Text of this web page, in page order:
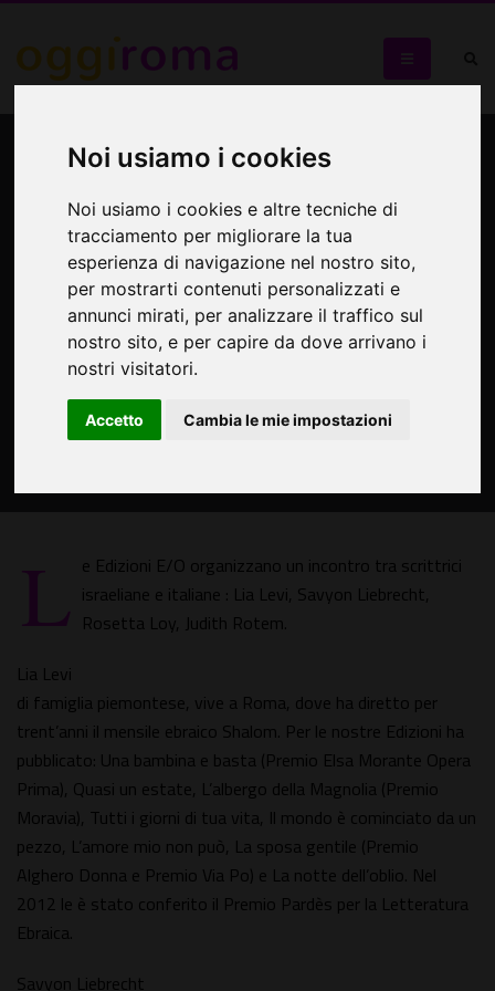
Noi usiamo i cookies
Noi usiamo i cookies e altre tecniche di
tracciamento per migliorare la tua
esperienza di navigazione nel nostro sito,
per mostrarti contenuti personalizzati e
annunci mirati, per analizzare il traffico sul
nostro sito, e per capire da dove arrivano i
nostri visitatori.
Accetto Cambia le mie impostazioni
Dialoghi sul passato e il
futuro. Incontri tra scrittrici
israeliane e italiane
Le radici e le ali
L e Edizioni E/O organizzano un incontro tra scrittrici
israeliane e italiane : Lia Levi, Savyon Liebrecht,
Rosetta Loy, Judith Rotem.
Lia Levi
di famiglia piemontese, vive a Roma, dove ha diretto per
trent’anni il mensile ebraico Shalom. Per le nostre Edizioni ha
pubblicato: Una bambina e basta (Premio Elsa Morante Opera
Prima), Quasi un estate, L’albergo della Magnolia (Premio
Moravia), Tutti i giorni di tua vita, Il mondo è cominciato da un
pezzo, L’amore mio non può, La sposa gentile (Premio
Alghero Donna e Premio Via Po) e La notte dell’oblio. Nel
2012 le è stato conferito il Premio Pardès per la Letteratura
Ebraica.
Savyon Liebrecht